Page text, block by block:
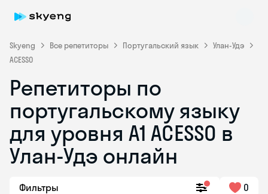
Skyeng Все репетиторы Португальский язык
Улан-Удэ
ACESSO
Репетиторы по
португальскому языку
для уровня A1 ACESSO в
Улан-Удэ онлайн
Фильтры 0
Skyeng Chat
online